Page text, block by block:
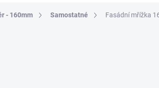
- 160mm Samostatné Fasádní mřížka